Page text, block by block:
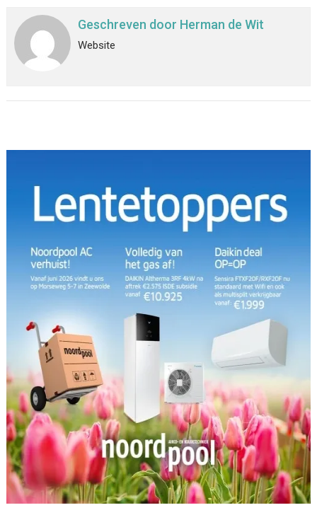
Geschreven door Herman de Wit
Website